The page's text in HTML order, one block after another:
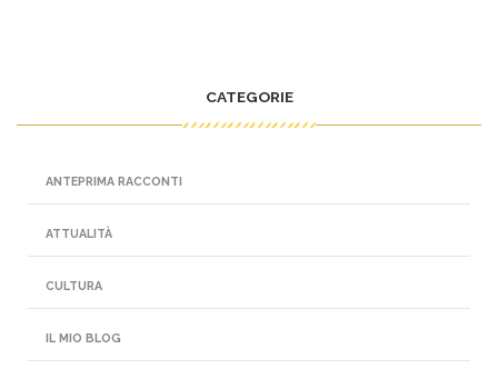
CATEGORIE
ANTEPRIMA RACCONTI
ATTUALITÀ
CULTURA
IL MIO BLOG